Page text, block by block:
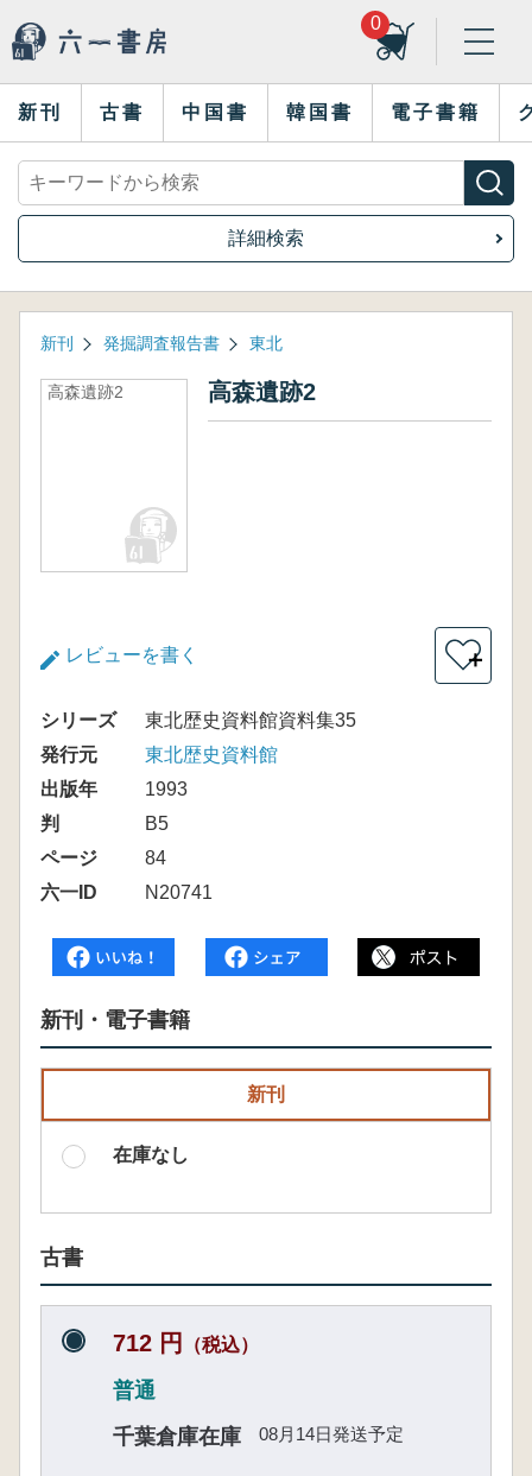
0
新刊 古書 中国書 韓国書 電子書籍
詳細検索
新刊 発掘調査報告書 東北
高森遺跡2 高森遺跡2
レビューを書く ＋
シリーズ
東北歴史資料館資料集35
発行元
東北歴史資料館
出版年
1993
判
B5
ページ
84
六一ID
N20741
新刊・電子書籍
新刊
在庫なし
古書
712 円 （税込）
普通
千葉倉庫在庫
08月14日発送予定